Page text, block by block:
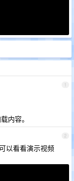
1
内容。
2
以看看演示视频